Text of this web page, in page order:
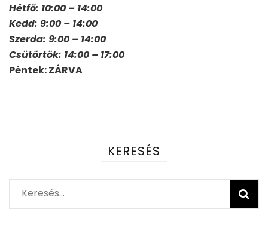
Hétfő: 10:00 – 14:00
Kedd: 9:00 – 14:00
Szerda: 9:00 – 14:00
Csütörtök: 14:00 – 17:00
Péntek: ZÁRVA
KERESÉS
Keresés: